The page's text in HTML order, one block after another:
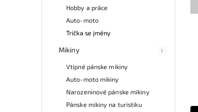
Hobby a práce
Auto-moto
Trička se jmény
Mikiny
Vtipné pánske mikiny
Auto-moto mikiny
Narozeninové pánske mikiny
Pánske mikiny na turistiku